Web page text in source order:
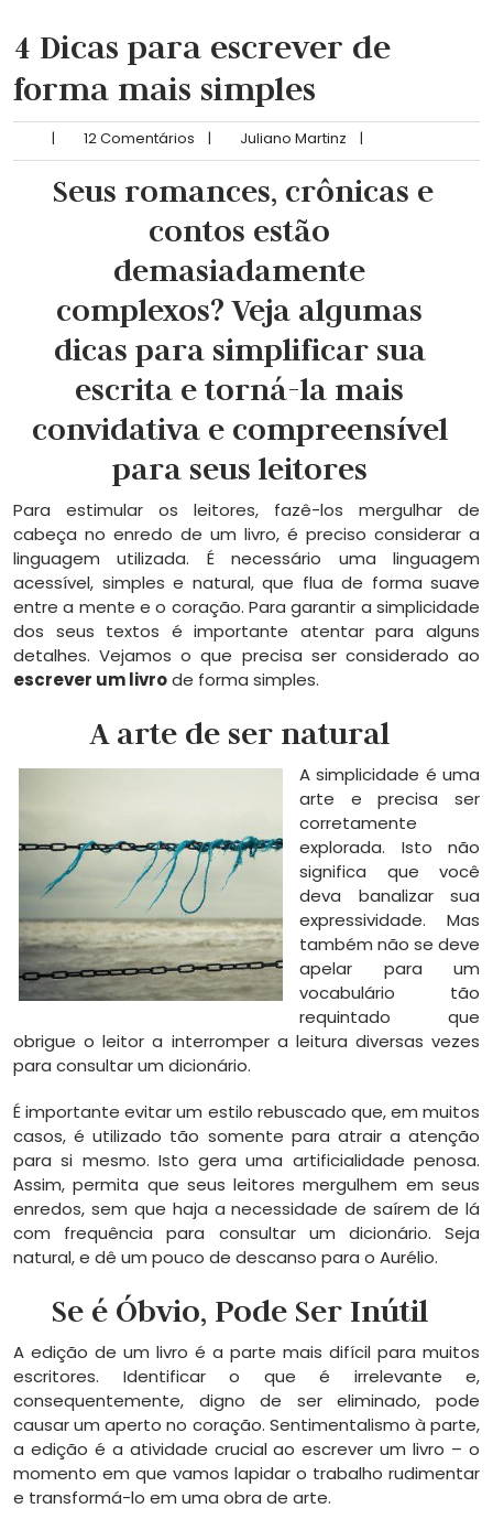
4 Dicas para escrever de
forma mais simples
| 12 Comentários | Juliano Martinz |
Seus romances, crônicas e
contos estão
demasiadamente
complexos? Veja algumas
dicas para simplificar sua
escrita e torná-la mais
convidativa e compreensível
para seus leitores
Para estimular os leitores, fazê-los mergulhar de
cabeça no enredo de um livro, é preciso considerar a
linguagem utilizada. É necessário uma linguagem
acessível, simples e natural, que flua de forma suave
entre a mente e o coração. Para garantir a simplicidade
dos seus textos é importante atentar para alguns
detalhes. Vejamos o que precisa ser considerado ao
escrever um livrode forma simples.
A arte de ser natural
A simplicidade é uma
arte e precisa ser
corretamente
explorada. Isto não
significa que você
deva banalizar sua
expressividade. Mas
também não se deve
apelar para um
vocabulário tão
requintado que
obrigue o leitor a interromper a leitura diversas vezes
para consultar um dicionário.
É importante evitar um estilo rebuscado que, em muitos
casos, é utilizado tão somente para atrair a atenção
para si mesmo. Isto gera uma artificialidade penosa.
Assim, permita que seus leitores mergulhem em seus
enredos, sem que haja a necessidade de saírem de lá
com frequência para consultar um dicionário. Seja
natural, e dê um pouco de descanso para o Aurélio.
Se é Óbvio, Pode Ser Inútil
A edição de um livro é a parte mais difícil para muitos
escritores. Identificar o que é irrelevante e,
consequentemente, digno de ser eliminado, pode
causar um aperto no coração. Sentimentalismo à parte,
a edição é a atividade crucial ao escrever um livro – o
momento em que vamos lapidar o trabalho rudimentar
e transformá-lo em uma obra de arte.